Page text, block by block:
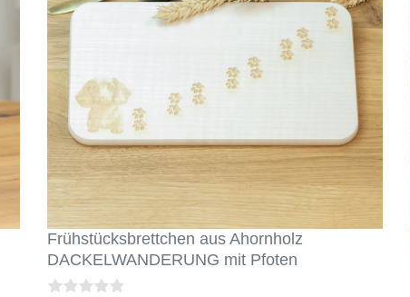
Frühstücksbrettchen aus Ahornholz
DACKELWANDERUNG mit Pfoten